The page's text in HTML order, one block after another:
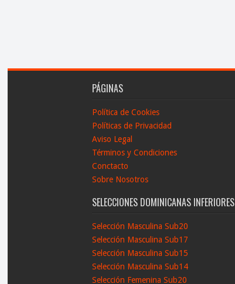
PÁGINAS
Política de Cookies
Políticas de Privacidad
Aviso Legal
Términos y Condiciones
Conctacto
Sobre Nosotros
SELECCIONES DOMINICANAS INFERIORES
Selección Masculina Sub20
Selección Masculina Sub17
Selección Masculina Sub15
Selección Masculina Sub14
Selección Femenina Sub20